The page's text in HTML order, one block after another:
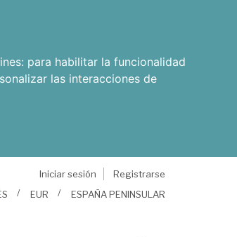
para habilitar la funcionalidad
las interacciones de
Iniciar sesión
Registrarse
EUR ESPAÑA PENINSULAR